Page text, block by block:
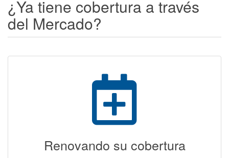
¿Ya tiene cobertura a través
del Mercado?
Renovando su cobertura